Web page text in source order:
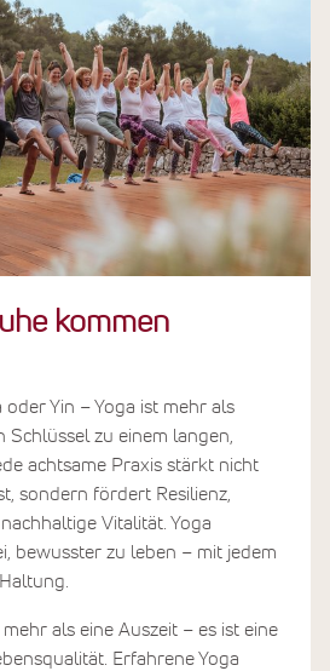
kommen
oder Yin – Yoga ist mehr als
Schlüssel zu einem langen,
achtsame Praxis stärkt nicht
sondern fördert Resilienz,
Vitalität. Yoga
bewusster zu leben – mit jedem
als eine Auszeit – es ist eine
Erfahrene Yoga